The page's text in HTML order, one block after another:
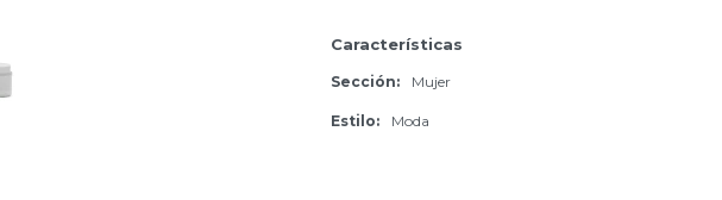
Características
Sección Mujer
Estilo Moda